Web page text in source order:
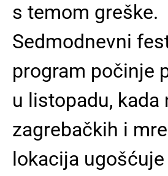
s temom greške.
Sedmodnevni
program počinje
u listopadu, kada
zagrebačkih i
lokacija ugošćuje